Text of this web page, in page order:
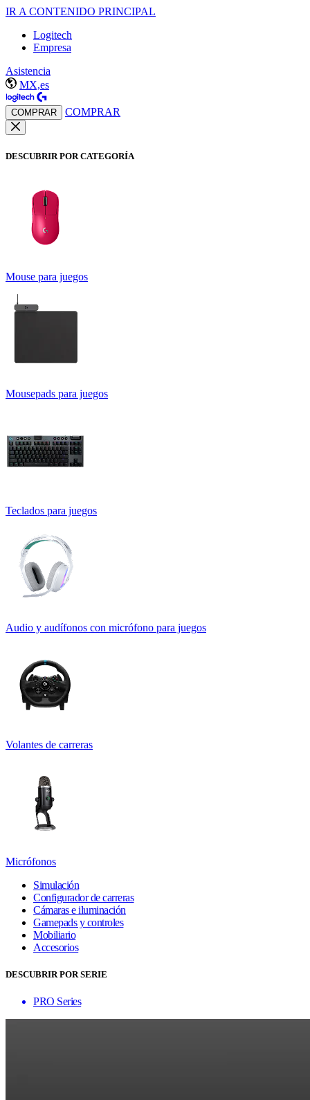
IR A CONTENIDO PRINCIPAL
Logitech
Empresa
Asistencia
MX,es
COMPRAR COMPRAR
DESCUBRIR POR CATEGORÍA
Mouse para juegos
Mousepads para juegos
Teclados para juegos
Audio y audífonos con micrófono para juegos
Volantes de carreras
Micrófonos
Simulación
Configurador de carreras
Cámaras e iluminación
Gamepads y controles
Mobiliario
Accesorios
DESCUBRIR POR SERIE
PRO Series